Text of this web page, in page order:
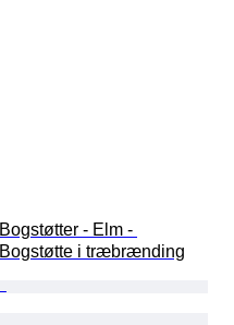
Bogstøtter - Elm -
Bogstøtte i træbrænding